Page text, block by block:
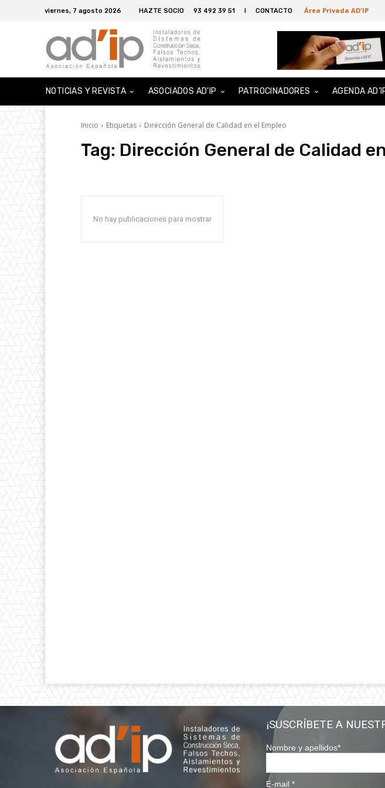
viernes, 7 agosto 2026 HAZTE SOCIO 93 492 39 51 I CONTACTO Área Privada AD'IP
NOTICIAS Y REVISTA ASOCIADOS AD’IP PATROCINADORES AGENDA
Inicio Etiquetas Dirección General de Calidad en el Empleo
Tag: Dirección General de Calidad
No hay publicaciones para mostrar
¡SUSCRÍBETE A
Nombre y apellidos*
E-mail*